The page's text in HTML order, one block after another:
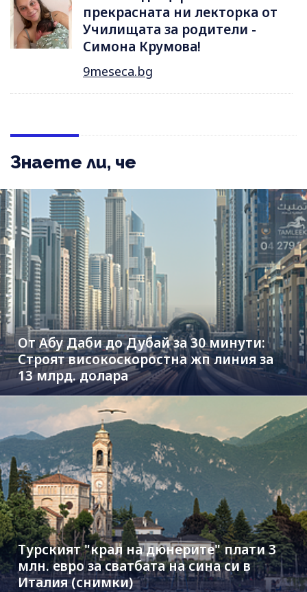
прекрасната ни лекторка от
Училищата за родители -
Симона Крумова!
9meseca.bg
Знаете ли, че
От Абу Даби до Дубай за 30 минути:
Строят високоскоростна жп линия за
13 млрд. долара
Турският "крал на дюнерите" плати 3
млн. евро за сватбата на сина си в
Италия (снимки)